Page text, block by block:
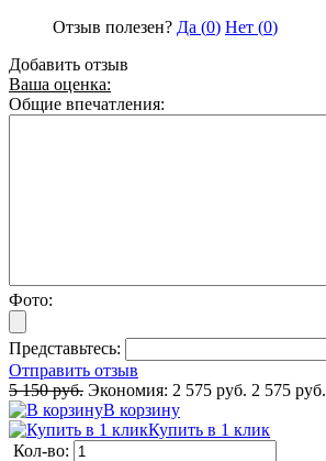
Отзыв полезен? Да (0) Нет (0)
Добавить отзыв
Ваша оценка:
Общие впечатления:
Фото:
Представьтесь:
Отправить отзыв
5 150 руб. Экономия: 2 575 руб. 2 575 руб.
В корзину
Купить в 1 клик
Кол-во: